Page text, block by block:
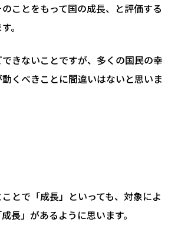
ことをもって国の成長、と評価する
。
きないことですが、多くの国民の幸
くべきことに間違いはないと思いま
とで「成長」といっても、対象によ
長」があるように思います。